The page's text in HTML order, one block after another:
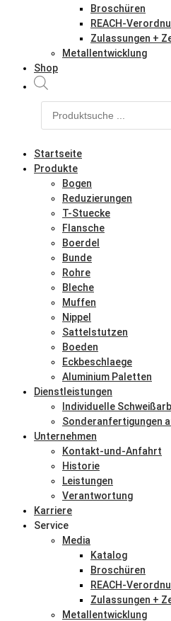
Broschüren
REACH-
Zulassungen +
Metallentwicklung
Shop
Startseite
Produkte
Bogen
Reduzierungen
T-Stuecke
Flansche
Boerdel
Bunde
Rohre
Bleche
Muffen
Nippel
Sattelstutzen
Boeden
Eckbeschlaege
Aluminium Paletten
Dienstleistungen
Individuelle
Sonderanfertigungen
Unternehmen
Kontakt-und-Anfahrt
Historie
Leistungen
Verantwortung
Karriere
Service
Media
Katalog
Broschüren
REACH-
Zulassungen +
Metallentwicklung